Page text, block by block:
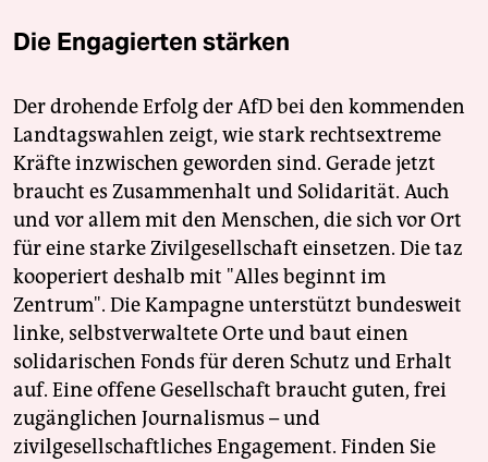
Die Engagierten stärken
Der drohende Erfolg der AfD bei den kommenden
Landtagswahlen zeigt, wie stark rechtsextreme
Kräfte inzwischen geworden sind. Gerade jetzt
braucht es Zusammenhalt und Solidarität. Auch
und vor allem mit den Menschen, die sich vor Ort
für eine starke Zivilgesellschaft einsetzen. Die taz
kooperiert deshalb mit "Alles beginnt im
Zentrum". Die Kampagne unterstützt bundesweit
linke, selbstverwaltete Orte und baut einen
solidarischen Fonds für deren Schutz und Erhalt
auf. Eine offene Gesellschaft braucht guten, frei
zugänglichen Journalismus – und
zivilgesellschaftliches Engagement. Finden Sie